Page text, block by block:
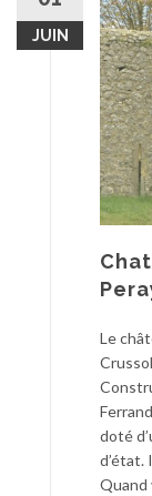
JUIN
Le
doté
d’état.
Quand